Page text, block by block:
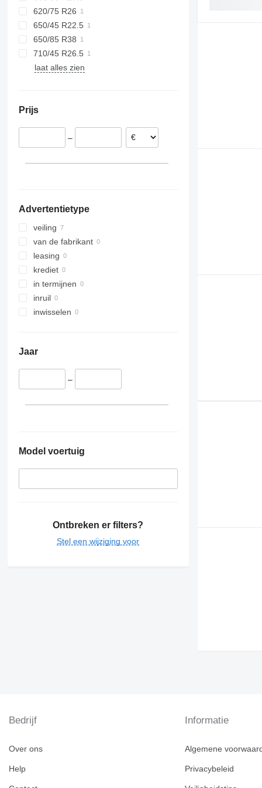
620/75 R26
650/45 R22.5
650/85 R38
710/45 R26.5
laat alles zien
Prijs
–
Advertentietype
veiling
van de fabrikant
leasing
krediet
in termijnen
inruil
inwisselen
Jaar
–
Model voertuig
Ontbreken er filters?
Stel een wijziging voor
Bedrijf
Over ons
Help
Informatie
Algemene
Privacybeleid